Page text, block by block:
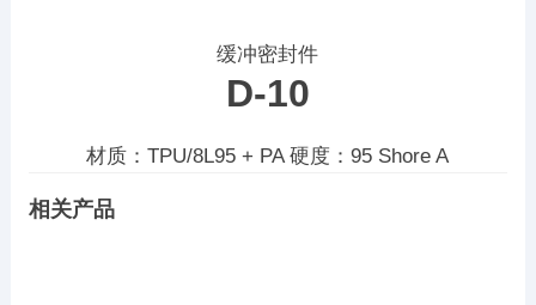
缓冲密封件
D-10
材质：TPU/8L95 + PA 硬度：95 Shore A
相关产品